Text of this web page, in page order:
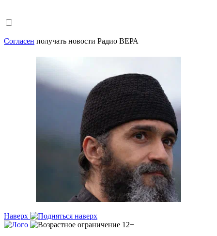
Согласен получать новости Радио ВЕРА
Наверх